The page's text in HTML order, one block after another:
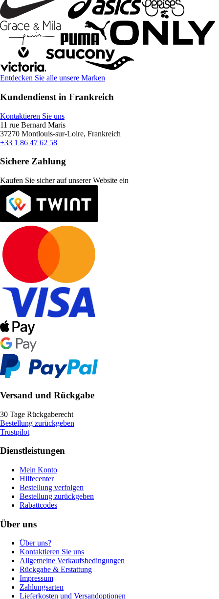
Entdecken Sie alle unsere Marken
Kundendienst in Frankreich
Kontaktieren Sie uns
11 rue Bernard Maris
37270 Montlouis-sur-Loire, Frankreich
+33 1 86 47 62 58
Sichere Zahlung
Kaufen Sie sicher auf unserer Website ein
Versand und Rückgabe
30 Tage Rückgaberecht
Bestellung zurückgeben
Trustpilot
Dienstleistungen
Mein Konto
Hilfecenter
Bestellung verfolgen
Bestellung zurückgeben
Rabattcodes
Über uns
Über uns?
Kontaktieren Sie uns
Allgemeine Verkaufsbedingungen
Rückgabe & Erstattung
Impressum
Zahlungsarten
Lieferkosten und Versandoptionen